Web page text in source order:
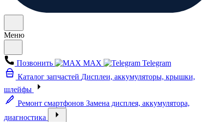
Меню
Позвонить MAX
Telegram
Каталог запчастей Дисплеи, аккумуляторы, крышки,
шлейфы
Ремонт смартфонов Замена дисплея, аккумулятора,
диагностика